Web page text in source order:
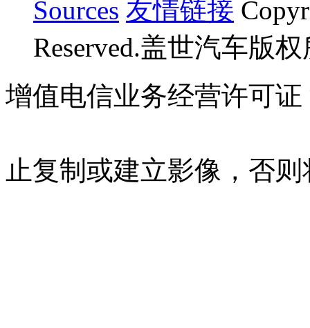
Sources 友情链接
Reserved.盖世汽车版
增值电信业务经营许可证
止复制或建立影像，否